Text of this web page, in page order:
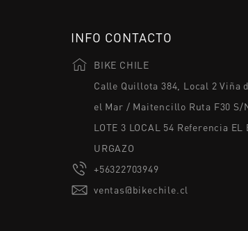
INFO CONTACTO
BIKE CHILE
Calle Quillota 384, Local 2 Viña d
el Mar / Maitencillo Ruta F30 S/
LOTE 3 LOCAL 54 Referencia EL
URGAZO
+56322703949
ventas@bikechile.cl